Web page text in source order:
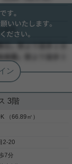
ベーションが完了し募
通量の多い不忍通り沿
車の音もあまり気になら
シュ」が採用されていま
にご相談くださいませ。
詳細を見る
ります。 自然光の映え
どんなテイストの家具
ご案内
詳細を見る
3階
（66.89㎡）
2-20
7分